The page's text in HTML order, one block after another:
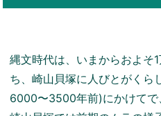
縄文時代は、いまからおよそ
ち、崎山貝塚に人びとがくら
6000〜3500年前)にかけてで